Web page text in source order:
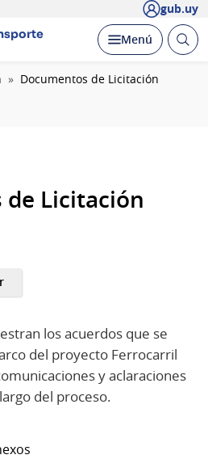
gub.uy
Desplegar
Menú Abrir
Documentos de Licitación
Licitación
los acuerdos que se
del proyecto Ferrocarril
y aclaraciones
del proceso.